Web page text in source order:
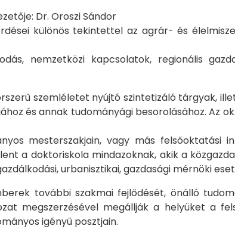
Dr. Oroszi Sándor
különös tekintettel az agrár- és
nemzetközi kapcsolatok, regionális
szemléletet nyújtó szintetizáló tárgyak,
és annak tudományági besorolásához.
mesterszakjain, vagy más felsőoktatási
a doktoriskola mindazoknak, akik a
urbanisztikai, gazdasági mérnöki
további szakmai fejlődését, önálló
megszerzésével megállják a helyüket a
igényű posztjain.